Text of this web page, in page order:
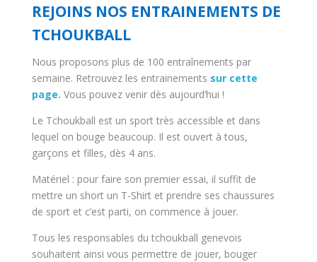
REJOINS NOS ENTRAINEMENTS DE
TCHOUKBALL
Nous proposons plus de 100 entraînements par
semaine. Retrouvez les entrainements sur cette
page. Vous pouvez venir dès aujourd’hui !
Le Tchoukball est un sport très accessible et dans
lequel on bouge beaucoup. Il est ouvert à tous,
garçons et filles, dès 4 ans.
Matériel : pour faire son premier essai, il suffit de
mettre un short un T-Shirt et prendre ses chaussures
de sport et c’est parti, on commence à jouer.
Tous les responsables du tchoukball genevois
souhaitent ainsi vous permettre de jouer, bouger